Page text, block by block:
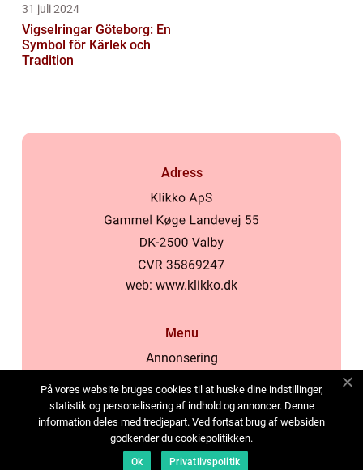
31 juli 2024
Vigselringar Göteborg: En
Symbol för Kärlek och
Tradition
Adress
web: www.klikko.dk
Menu
Annonsering
Cookies
Kontakta oss
Sitemap
På vores website bruges cookies til at huske dine indstillinger,
statistik og personalisering af indhold og annoncer. Denne
information deles med tredjepart. Ved fortsat brug af websiden
godkender du cookiepolitikken.
Ok Privatlivspolitik